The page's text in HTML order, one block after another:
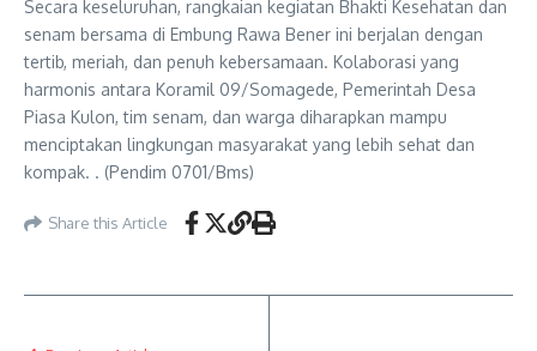
Secara keseluruhan, rangkaian kegiatan Bhakti Kesehatan dan
senam bersama di Embung Rawa Bener ini berjalan dengan
tertib, meriah, dan penuh kebersamaan. Kolaborasi yang
harmonis antara Koramil 09/Somagede, Pemerintah Desa
Piasa Kulon, tim senam, dan warga diharapkan mampu
menciptakan lingkungan masyarakat yang lebih sehat dan
kompak. . (Pendim 0701/Bms)
Share this Article